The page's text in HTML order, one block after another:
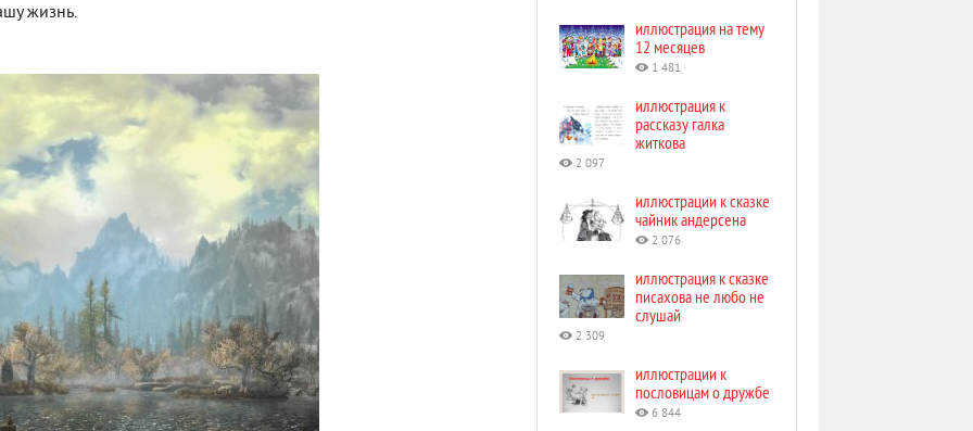
жизнь.
иллюстрация на тему
12 месяцев
1 481
иллюстрация к
рассказу галка
житкова
2 097
иллюстрации к сказке
чайник андерсена
2 076
иллюстрация к сказке
писахова не любо не
слушай
2 309
иллюстрации к
пословицам о дружбе
6 844